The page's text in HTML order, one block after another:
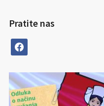
Pratite nas
facebook